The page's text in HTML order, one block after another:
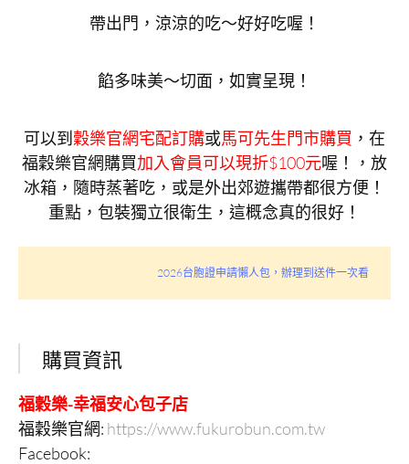
帶出門，涼涼的吃～好好吃喔！
餡多味美～切面，如實呈現！
可以到 穀樂官網宅配訂購或馬可先生門市購買 ，在
福穀樂官網購買加入會員可以現折$100元喔！，放
冰箱，隨時蒸著吃，或是外出郊遊攜帶都很方便！
重點，包裝獨立很衛生，這概念真的很好！
2026台胞證申請懶人包，辦理到送件一次看
購買資訊
福穀樂-幸福安心包子店
福穀樂官網: https://www.fukurobun.com.tw
Facebook: